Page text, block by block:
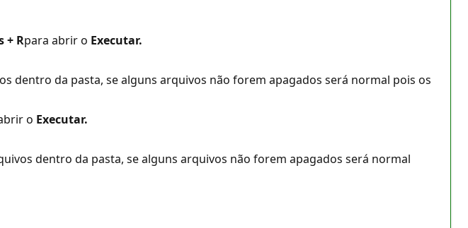
+ Rpara abrir o Executar.
dentro da pasta, se alguns arquivos não forem apagados será normal pois os
o Executar.
dentro da pasta, se alguns arquivos não forem apagados será normal